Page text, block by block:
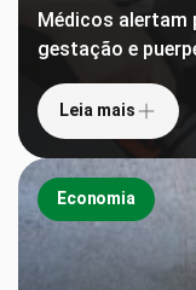
Médicos alertam
gestação e
Leia mais
Economia